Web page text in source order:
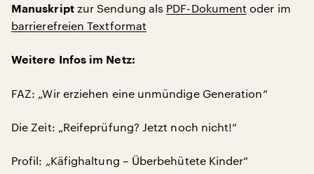
Manuskriptzur Sendung als PDF-Dokument oder im
barrierefreien Textformat
Weitere Infos im Netz:
FAZ: „Wir erziehen eine unmündige Generation“
Die Zeit: „Reifeprüfung? Jetzt noch nicht!“
Profil: „Käfighaltung – Überbehütete Kinder“